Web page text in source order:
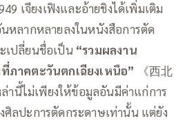
เจียงเฟิงและอ้ายชิงได้เพิ่มเติม
หลากหลายลงในหนังสือการตัด
ปลี่ยนชื่อเป็น “รวมผลงาน
ภาคตะวันตกเฉียงเหนือ”
《西北
านี้ไม่เพียงให้ข้อมูลอันมีค่าแก่การ
ลปะการตัดกระดาษเท่านั้น แต่ยัง